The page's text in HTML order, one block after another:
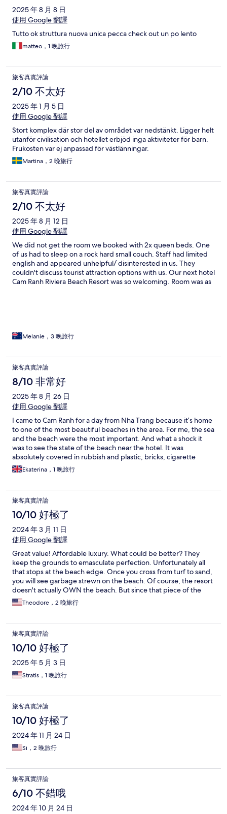
2025 年 8 月 8 日
使用 Google 翻譯
Tutto ok struttura nuova unica pecca check out un po lento
matteo，1 晚旅行
旅客真實評論
2/10 不太好
2025 年 1 月 5 日
使用 Google 翻譯
Stort komplex där stor del av området var nedstänkt. Ligger helt
utanför civilisation och hotellet erbjöd inga aktiviteter för barn.
Frukosten var ej anpassad för västlänningar.
Martina，2 晚旅行
旅客真實評論
2/10 不太好
2025 年 8 月 12 日
使用 Google 翻譯
We did not get the room we booked with 2x queen beds. One
of us had to sleep on a rock hard small couch. Staff had limited
english and appeared unhelpful/ disinterested in us. They
couldn't discuss tourist attraction options with us. Our next hotel
Cam Ranh Riviera Beach Resort was so welcoming. Room was as
Melanie，3 晚旅行
旅客真實評論
8/10 非常好
2025 年 8 月 26 日
使用 Google 翻譯
I came to Cam Ranh for a day from Nha Trang because it’s home
to one of the most beautiful beaches in the area. For me, the sea
and the beach were the most important. And what a shock it
was to see the state of the beach near the hotel. It was
absolutely covered in rubbish and plastic, bricks, cigarette
butts, and more. There were bags and bottles floating in the
sea. Around the sun loungers, I found leftover coconuts from
cleaning up myself. The hotel staff did absolutely nothing to
maintain or clean the beach. The sea itself is beautiful, the water
is clear, and the sand is white, but people clearly don’t
appreciate or take care of it. They litter and leave everything
behind. The apartment was clean and lovely, just like in the
photos. The hotel and its grounds are well-maintained and
murky. Breakfast is mostly Asian cuisine, but there are a few
European options available.
Ekaterina，1 晚旅行
旅客真實評論
10/10 好極了
2024 年 3 月 11 日
使用 Google 翻譯
Great value! Affordable luxury. What could be better? They
keep the grounds to emasculate perfection. Unfortunately all
that stops at the beach edge. Once you cross from turf to sand,
you will see garbage strewn on the beach. Of course, the resort
doesn't actually OWN the beach. But since that piece of the
ocean fronts their property, I see no reason why they can't send
out their grounds keepers every morning to pick up the trash.
guests. I rented one their inflatable sup boards. The equipment
was poorly maintained in that the board components were
incomplete or did not function properly. I gave up my session
and turned my equipment in early.
Theodore，2 晚旅行
旅客真實評論
10/10 好極了
2025 年 5 月 3 日
Stratis，1 晚旅行
旅客真實評論
10/10 好極了
2024 年 11 月 24 日
Si，2 晚旅行
旅客真實評論
6/10 不錯哦
2024 年 10 月 24 日